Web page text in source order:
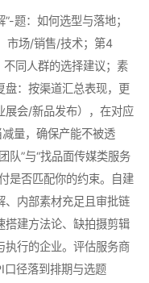
题：如何选型与落地；
市场/销售/技术；第4
同人群的选择建议；素
盘：按渠道汇总表现，更
展会/新品发布），在对应
量，确保产能不被透
队”与“找品面传媒类服务
是否匹配你的约束。自建
、内部素材充足且审批链
搭建方法论、缺拍摄剪辑
执行的企业。评估服务商
口径落到排期与选题